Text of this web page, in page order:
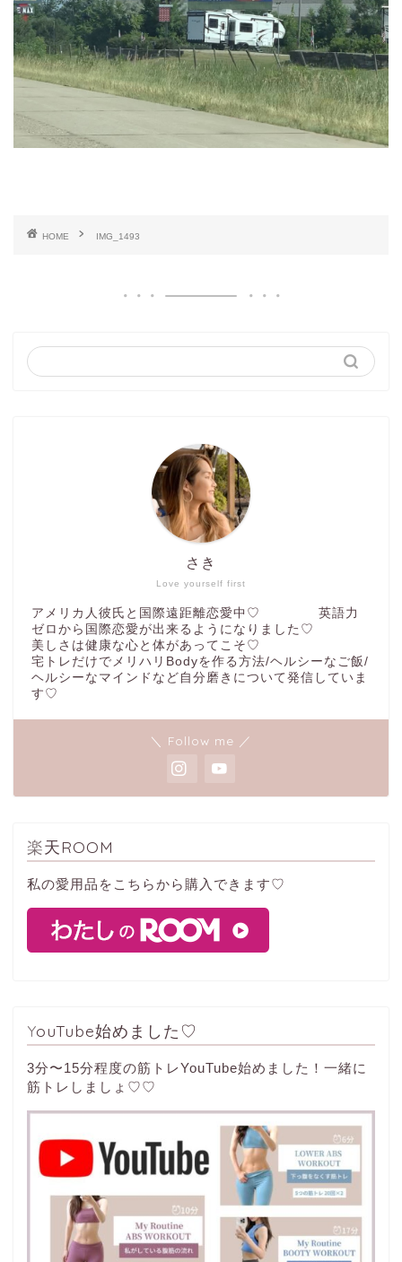
HOME IMG_1493
Love yourself first
さき
アメリカ人彼氏と国際遠距離恋愛中♡ 英語力
ゼロから国際恋愛が出来るようになりました♡
美しさは健康な心と体があってこそ♡
宅トレだけでメリハリBodyを作る方法/ヘルシーなご飯/
ヘルシーなマインドなど自分磨きについて発信していま
す♡
＼ Follow me ／
楽天ROOM
私の愛用品をこちらから購入できます♡
YouTube始めました♡
3分〜15分程度の筋トレYouTube始めました！一緒に
筋トレしましょ♡♡